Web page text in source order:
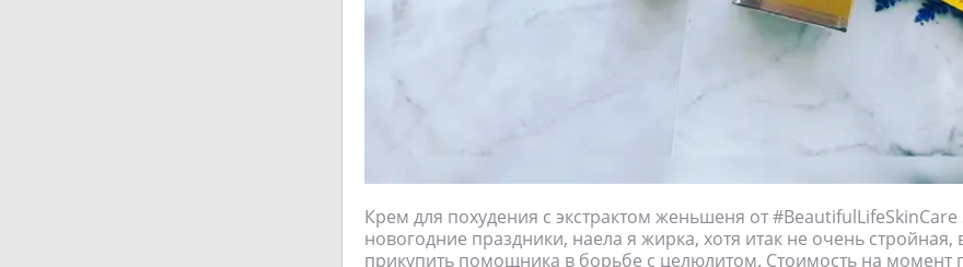
Крем для похудения с экстрактом женьшеня от
новогодние праздники, наела я жирка, хотя итак не очень стройная,
прикупить помощника в борьбе с целюлитом. Стоимость на момент